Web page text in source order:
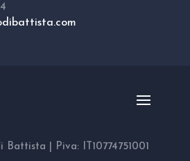
| Piva: IT10774751001